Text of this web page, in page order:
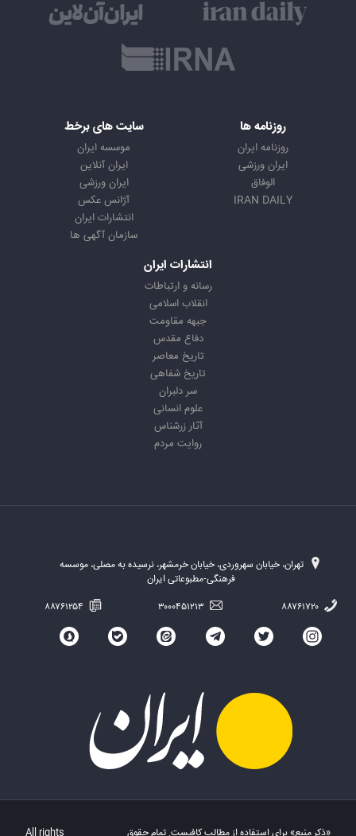
روزنامه ها
روزنامه ایران
ایران ورزشی
الوفاق
IRAN DAILY
سایت های برخط
موسسه ایران
ایران آنلاین
ایران ورزشی
آژانس عکس
انتشارات ایران
سازمان آگهی ها
انتشارات ایران
رسانه و ارتباطات
انقلاب اسلامی
جبهه مقاومت
دفاع مقدس
تاریخ معاصر
تاریخ شفاهی
سر دلبران
علوم انسانی
آثار زرشناس
روایت مردم
تهران، خیابان سهروردی، خیابان خرمشهر، نرسیده به مصلی، موسسه
فرهنگی-مطبوعاتی ایران
«ذکر منبع» برای استفاده از مطالب کافیست. تمام حقوق All rights